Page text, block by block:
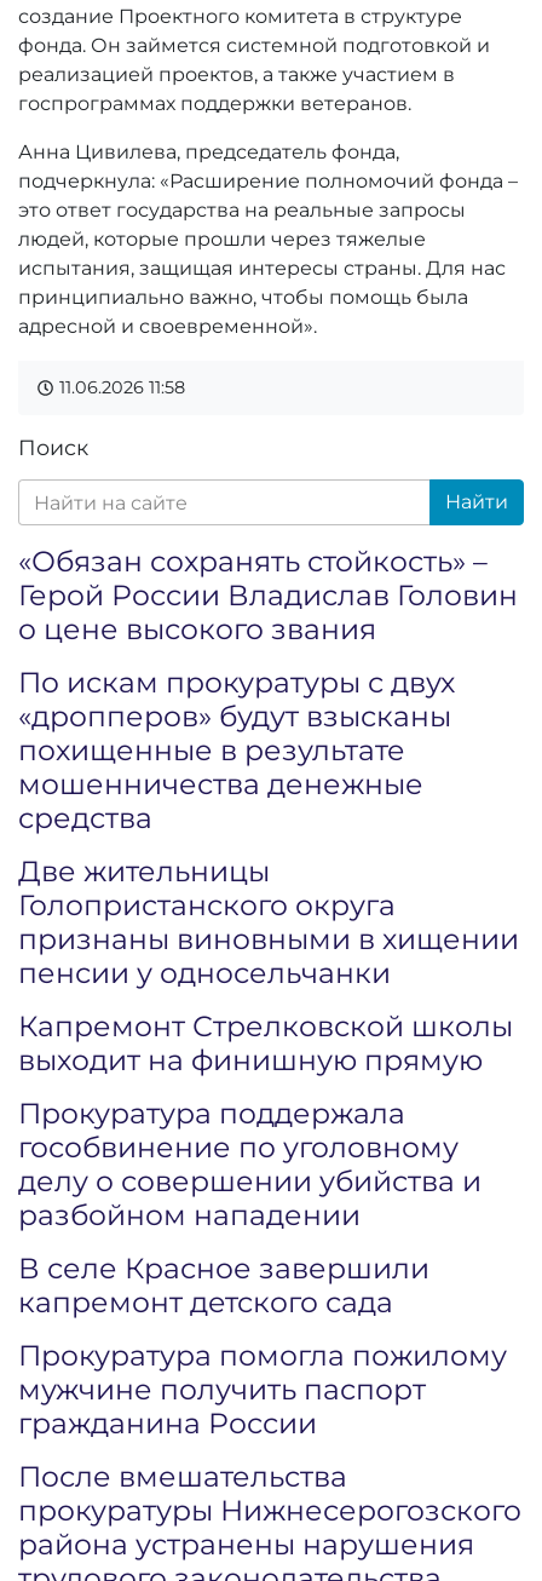
создание Проектного комитета в структуре
фонда. Он займется системной подготовкой и
реализацией проектов, а также участием в
госпрограммах поддержки ветеранов.
Анна Цивилева, председатель фонда,
подчеркнула: «Расширение полномочий фонда –
это ответ государства на реальные запросы
людей, которые прошли через тяжелые
испытания, защищая интересы страны. Для нас
принципиально важно, чтобы помощь была
адресной и своевременной».
11.06.2026 11:58
Поиск
Найти
«Обязан сохранять стойкость» –
Герой России Владислав Головин
о цене высокого звания
По искам прокуратуры с двух
«дропперов» будут взысканы
похищенные в результате
мошенничества денежные
средства
Две жительницы
Голопристанского округа
признаны виновными в хищении
пенсии у односельчанки
Капремонт Стрелковской школы
выходит на финишную прямую
Прокуратура поддержала
гособвинение по уголовному
делу о совершении убийства и
разбойном нападении
В селе Красное завершили
капремонт детского сада
Прокуратура помогла пожилому
мужчине получить паспорт
гражданина России
После вмешательства
прокуратуры Нижнесерогозского
района устранены нарушения